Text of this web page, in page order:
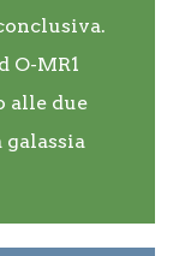
O-MR1
alle due